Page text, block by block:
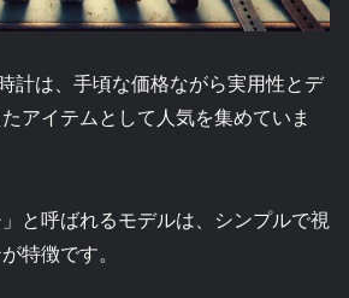
計は、手頃な価格ながら実用性とデ
アイテムとして人気を集めていま
と呼ばれるモデルは、シンプルで視
特徴です。